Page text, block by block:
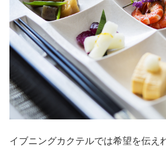
イブニングカクテルでは希望を伝え